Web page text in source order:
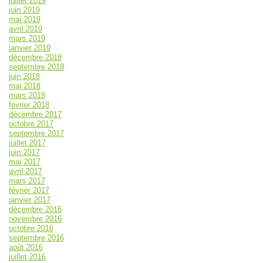
juin 2019
mai 2019
avril 2019
mars 2019
janvier 2019
décembre 2018
septembre 2018
juin 2018
mai 2018
mars 2018
février 2018
décembre 2017
octobre 2017
septembre 2017
juillet 2017
juin 2017
mai 2017
avril 2017
mars 2017
février 2017
janvier 2017
décembre 2016
novembre 2016
octobre 2016
septembre 2016
août 2016
juillet 2016